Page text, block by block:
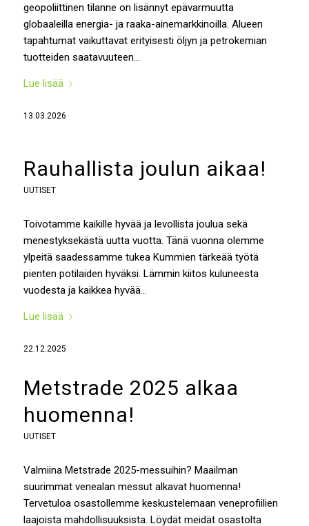
geopoliittinen tilanne on lisännyt epävarmuutta
globaaleilla energia- ja raaka-ainemarkkinoilla. Alueen
tapahtumat vaikuttavat erityisesti öljyn ja petrokemian
tuotteiden saatavuuteen…
Lue lisää
13.03.2026
Rauhallista joulun aikaa!
UUTISET
Toivotamme kaikille hyvää ja levollista joulua sekä
menestyksekästä uutta vuotta. Tänä vuonna olemme
ylpeitä saadessamme tukea Kummien tärkeää työtä
pienten potilaiden hyväksi. Lämmin kiitos kuluneesta
vuodesta ja kaikkea hyvää…
Lue lisää
22.12.2025
Metstrade 2025 alkaa
huomenna!
UUTISET
Valmiina Metstrade 2025-messuihin? Maailman
suurimmat venealan messut alkavat huomenna!
Tervetuloa osastollemme keskustelemaan veneprofiilien
laajoista mahdollisuuksista. Löydät meidät osastolta